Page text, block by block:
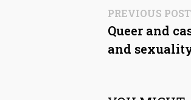
Post
PREVIOUS POST
Queer and
and